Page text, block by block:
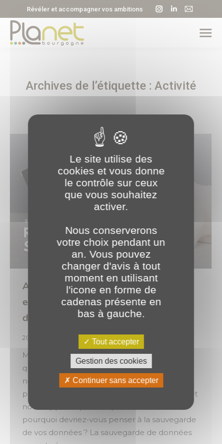
Révéler et accompagner vos ambitions
La
page
Instagram
nouvelle
fenêtre
La
page
LinkedIn
nouvelle
fenêtre
La
page
E-
une
Archives de l’étiquette : Activité
Aujourd’hui, c’est la Journée
européenne de la protection des
données 🔒
2026 Paro.brotel 28 janvier 2026
Mais, y avez-vous pensé ? On pense souvent
que ce n’est pas indispensable, que cela ne
nous concerne pas, que ce n’est pas une
priorité, jusqu’au jour où un incident survient et
nous rappelle que tout peut basculer. Mais
pourquoi devriez-vous penser à la sauvegarde
de vos données ? La sauvegarde de données
Le site utilise des
cookies et vous donne
le contrôle sur ceux
que vous souhaitez
activer.
Nous conserverons
votre choix pendant un
an. Vous pouvez
changer d'avis à tout
moment en utilisant
l'icone en forme de
cadenas présente en
bas à gauche.
Tout accepter
Gestion des cookies
Continuer sans accepter